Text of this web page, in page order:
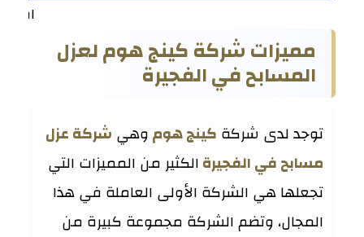
مميزات شركة كينج هوم لعزل
المسابح في الفجيرة
توجد لدى شركة كينج هوموهي شركة عزل
مسابح في الفجيرةالكثير من المميزات التي
تجعلها هي الشركة الأولى العاملة في هذا
المجال، وتضم الشركة مجموعة كبيرة من